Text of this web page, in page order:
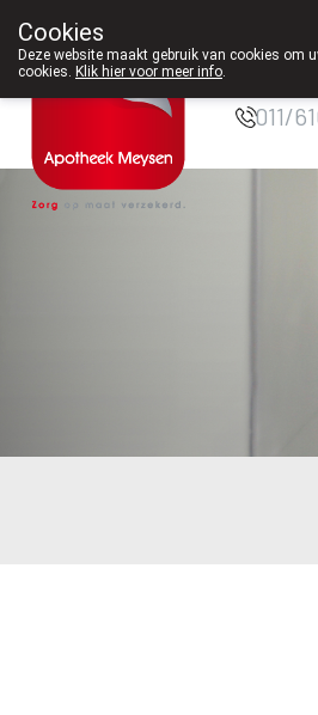
011/
Cookies
Deze website maakt gebruik van cookies om
cookies. Klik hier voor meer info.